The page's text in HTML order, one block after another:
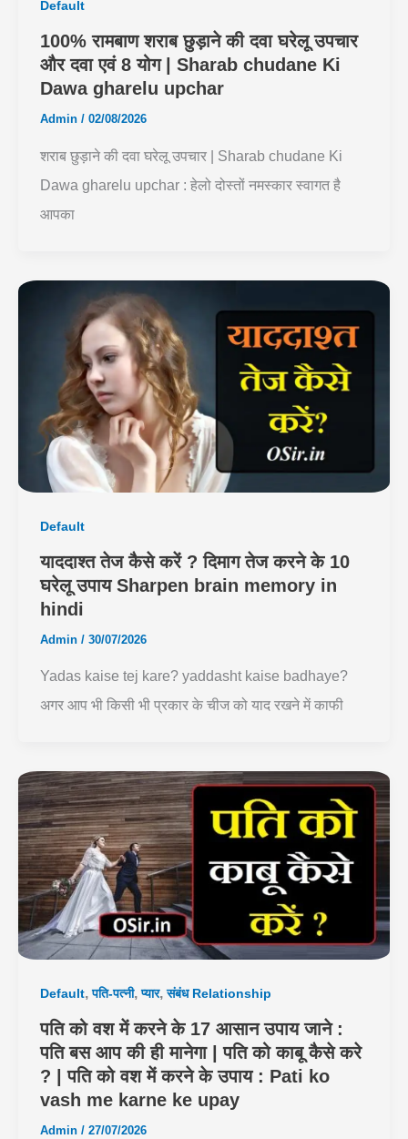
Default
100% रामबाण शराब छुड़ाने की दवा घरेलू उपचार
और दवा एवं 8 योग | Sharab chudane Ki
Dawa gharelu upchar
Admin / 02/08/2026
शराब छुड़ाने की दवा घरेलू उपचार | Sharab chudane Ki
Dawa gharelu upchar : हेलो दोस्तों नमस्कार स्वागत है
आपका
Default
याददाश्त तेज कैसे करें ? दिमाग तेज करने के 10
घरेलू उपाय Sharpen brain memory in
hindi
Admin / 30/07/2026
Yadas kaise tej kare? yaddasht kaise badhaye?
अगर आप भी किसी भी प्रकार के चीज को याद रखने में काफी
Default,पति-पत्नी,प्यार,संबंध Relationship
पति को वश में करने के 17 आसान उपाय जाने :
पति बस आप की ही मानेगा | पति को काबू कैसे करे
? | पति को वश में करने के उपाय : Pati ko
vash me karne ke upay
Admin / 27/07/2026